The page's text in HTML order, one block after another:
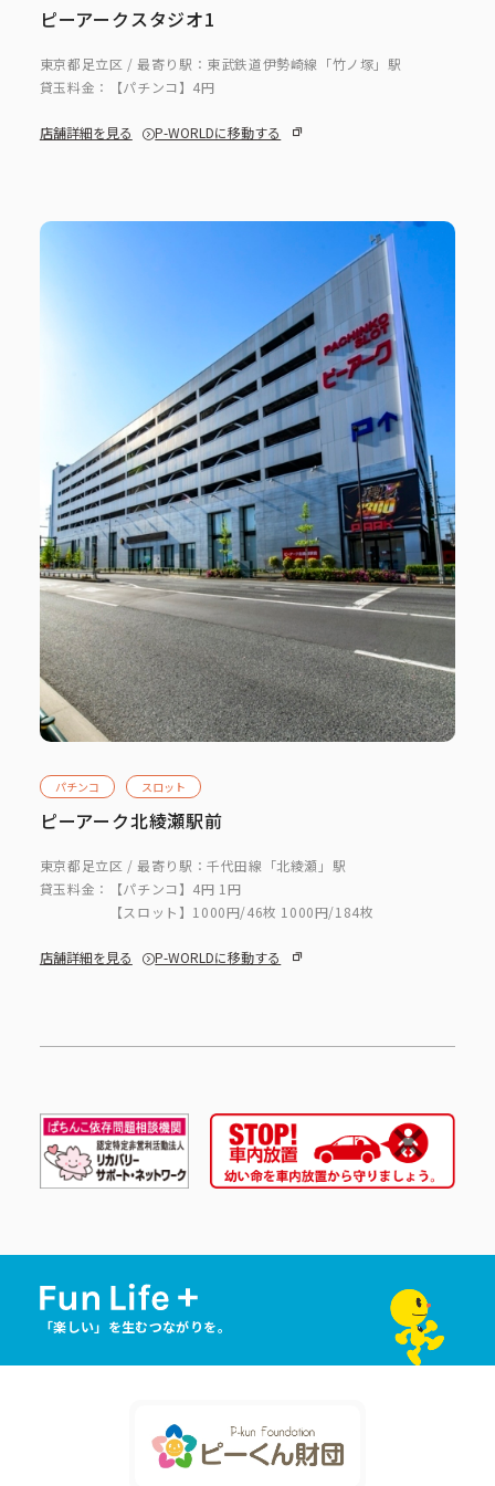
ピーアークスタジオ1
東京都足立区 / 最寄り駅：東武鉄道伊勢崎線「竹ノ塚」駅
貸玉料金：
【パチンコ】4円
店舗詳細を見る P-WORLDに移動する
パチンコ スロット
ピーアーク北綾瀬駅前
東京都足立区 / 最寄り駅：千代田線「北綾瀬」駅
貸玉料金：
【パチンコ】4円 1円
【スロット】1000円/46枚 1000円/184枚
店舗詳細を見る P-WORLDに移動する
「楽しい」を生むつながりを。